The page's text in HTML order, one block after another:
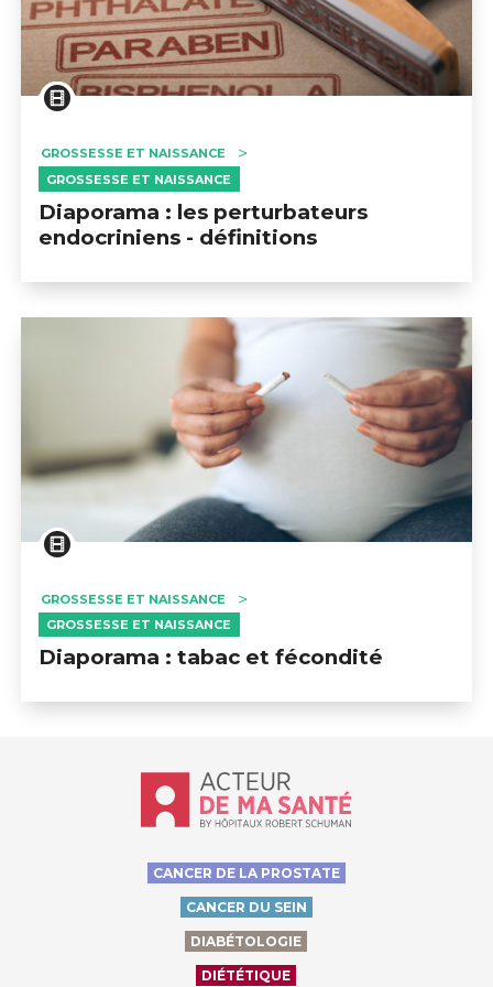
GROSSESSE ET NAISSANCE
GROSSESSE ET NAISSANCE
Diaporama : les perturbateurs
endocriniens - définitions
GROSSESSE ET NAISSANCE
GROSSESSE ET NAISSANCE
Diaporama : tabac et fécondité
Accueil - Acteur de ma santé, by
CANCER DE LA PROSTATE
CANCER DU SEIN
DIABÉTOLOGIE
DIÉTÉTIQUE